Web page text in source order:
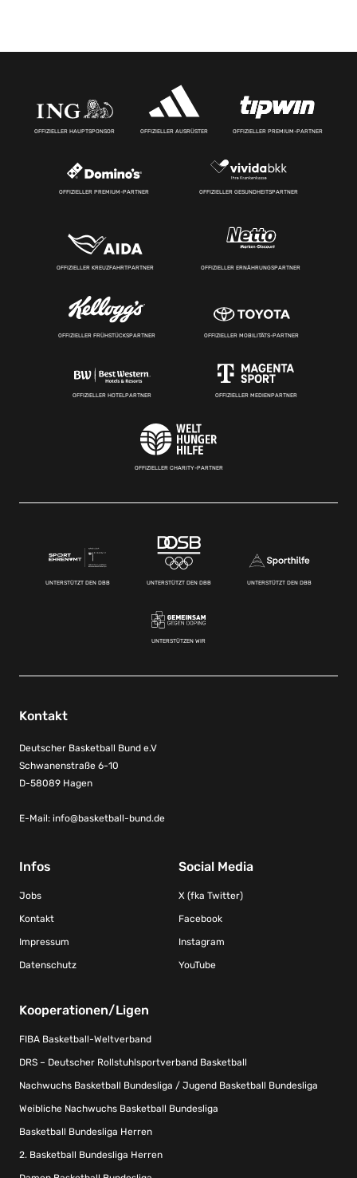
OFFIZIELLER HAUPTSPONSOR OFFIZIELLER AUSRÜSTER OFFIZIELLER PREMIUM-PARTNER
OFFIZIELLER PREMIUM-PARTNER OFFIZIELLER GESUNDHEITSPARTNER
OFFIZIELLER KREUZFAHRTPARTNER OFFIZIELLER ERNÄHRUNGSPARTNER
OFFIZIELLER FRÜHSTÜCKSPARTNER OFFIZIELLER MOBILITÄTS-PARTNER
OFFIZIELLER HOTELPARTNER OFFIZIELLER MEDIENPARTNER
OFFIZIELLER CHARITY-PARTNER
UNTERSTÜTZT DEN DBB UNTERSTÜTZT DEN DBB UNTERSTÜTZT DEN DBB
UNTERSTÜTZEN WIR
Kontakt
Deutscher Basketball Bund e.V
Schwanenstraße 6-10
D-58089 Hagen
E-Mail: info@basketball-bund.de
Infos
Jobs
Kontakt
Impressum
Datenschutz
Social Media
X (fka Twitter)
Facebook
Instagram
YouTube
Kooperationen/Ligen
FIBA Basketball-Weltverband
DRS – Deutscher Rollstuhlsportverband Basketball
Nachwuchs Basketball Bundesliga / Jugend Basketball Bundesliga
Weibliche Nachwuchs Basketball Bundesliga
Basketball Bundesliga Herren
2. Basketball Bundesliga Herren